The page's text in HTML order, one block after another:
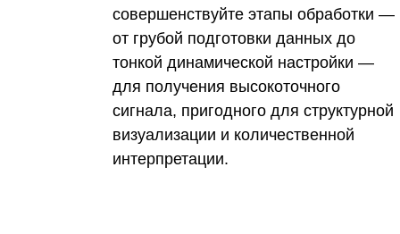
совершенствуйте этапы обработки —
от грубой подготовки данных до
тонкой динамической настройки —
для получения высокоточного
сигнала, пригодного для структурной
визуализации и количественной
интерпретации.